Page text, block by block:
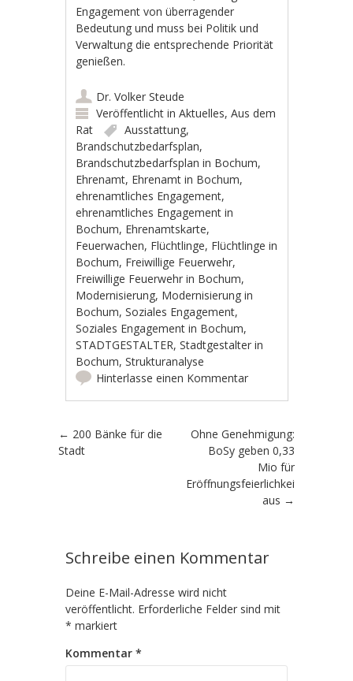
Engagement von überragender
Bedeutung und muss bei Politik und
Verwaltung die entsprechende Priorität
genießen.
Dr. Volker Steude
Veröffentlicht inAktuelles,Aus dem
Rat
Ausstattung,
Brandschutzbedarfsplan,
Brandschutzbedarfsplan in Bochum,
Ehrenamt, Ehrenamt in Bochum,
ehrenamtliches Engagement,
ehrenamtliches Engagement in
Bochum, Ehrenamtskarte,
Feuerwachen, Flüchtlinge, Flüchtlinge in
Bochum, Freiwillige Feuerwehr,
Freiwillige Feuerwehr in Bochum,
Modernisierung, Modernisierung in
Bochum,Soziales Engagement,
Soziales Engagement in Bochum,
STADTGESTALTER,Stadtgestalter in
Bochum,Strukturanalyse
Hinterlasse einen Kommentar
Artikel-Navigation
← 200 Bänke für die
Stadt
Ohne Genehmigung:
BoSy geben 0,33
Mio für
Eröffnungsfeierlichkeiten
aus →
Schreibe einen Kommentar
Deine E-Mail-Adresse wird nicht
veröffentlicht. Erforderliche Felder sind mit
* markiert
Kommentar *